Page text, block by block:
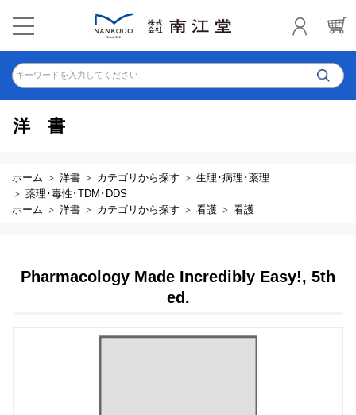
キーワードを入力してください
洋書
ホーム 洋書 カテゴリから探す
生理･病理･薬理
薬理･毒性･TDM･DDS
ホーム
洋書 カテゴリから探す 看護 看護
Pharmacology Made Incredibly Easy!, 5th
ed.